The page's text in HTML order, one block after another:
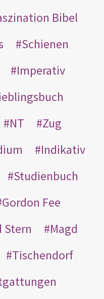
Bibel
Schienen
Imperativ
NT
Zug
Indikativ
Studienbuch
Gordon Fee
Stern
Magd
Tischendorf